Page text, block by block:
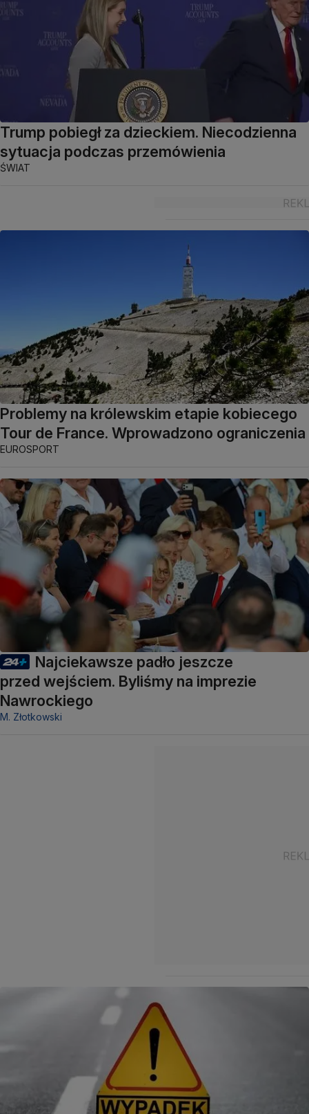
Trump pobiegł za dzieckiem. Niecodzienna
sytuacja podczas przemówienia
ŚWIAT
Problemy na królewskim etapie kobiecego
Tour de France. Wprowadzono ograniczenia
EUROSPORT
Najciekawsze padło jeszcze
przed wejściem. Byliśmy na imprezie
Nawrockiego
M. Złotkowski